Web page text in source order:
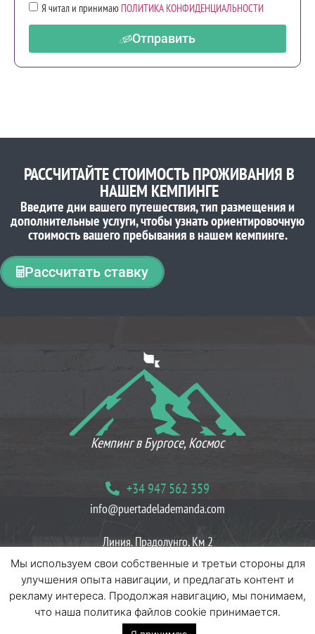
Я читал и принимаю ПОЛИТИКА КОНФИДЕНЦИАЛЬНОСТИ
Отправить
РАССЧИТАЙТЕ СТОИМОСТЬ ПРОЖИВАНИЯ В
НАШЕМ КЕМПИНГЕ
Введите дни вашего путешествия, тип размещения и
дополнительные услуги, чтобы узнать ориентировочную
стоимость вашего пребывания в нашем кемпинге.
Рассчитать ставку
Кемпинг в Бургосе, Космос
+34 947 562 359
info@puertadelademanda.com
Линия. Прадолунго, Км 2
09199 Эррерос Вилласур, Бургос
БлогПолитики печеньяПолитики конфиденциальности
Мы используем свои собственные и третьи стороны для
улучшения опыта навигации, и предлагать контент и
рекламу интереса. Продолжая навигацию, мы понимаем,
что наша политика файлов cookie принимается.